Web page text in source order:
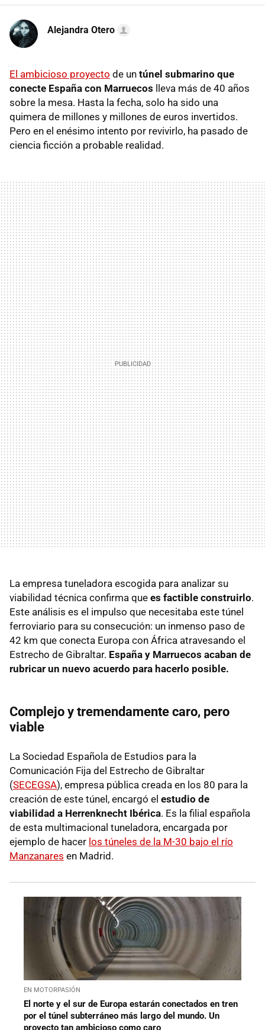
Alejandra Otero
El ambicioso proyecto de un túnel submarino que
conecte España con Marruecos lleva más de 40 años
sobre la mesa. Hasta la fecha, solo ha sido una
quimera de millones y millones de euros invertidos.
Pero en el enésimo intento por revivirlo, ha pasado de
ciencia ficción a probable realidad.
La empresa tuneladora escogida para analizar su
viabilidad técnica confirma que es factible construirlo.
Este análisis es el impulso que necesitaba este túnel
ferroviario para su consecución: un inmenso paso de
42 km que conecta Europa con África atravesando el
Estrecho de Gibraltar. España y Marruecos acaban de
rubricar un nuevo acuerdo para hacerlo posible.
Complejo y tremendamente caro, pero
viable
La Sociedad Española de Estudios para la
Comunicación Fija del Estrecho de Gibraltar
(SECEGSA), empresa pública creada en los 80 para la
creación de este túnel, encargó el estudio de
viabilidad a Herrenknecht Ibérica. Es la filial española
de esta multimacional tuneladora, encargada por
ejemplo de hacer los túneles de la M-30 bajo el río
Manzanares en Madrid.
EN MOTORPASIÓN
El norte y el sur de Europa estarán conectados en tren
por el túnel subterráneo más largo del mundo. Un
proyecto tan ambicioso como caro